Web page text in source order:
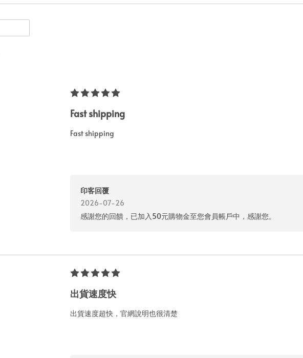
Fast shipping
Fast shipping
印客回覆
2026-07-26
感謝您的回饋，已加入50元購物金至您會員帳戶中，感謝您。
出貨速度快
出貨速度超快，官網說明也很清楚